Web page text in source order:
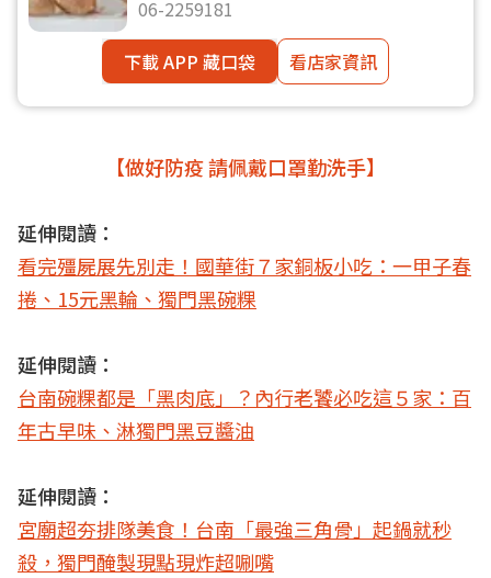
06-2259181
下載 APP 藏口袋
看店家資訊
【做好防疫 請佩戴口罩勤洗手】
延伸閱讀：
看完殭屍展先別走！國華街７家銅板小吃：一甲子春
捲、15元黑輪、獨門黑碗粿
延伸閱讀：
台南碗粿都是「黑肉底」？內行老饕必吃這５家：百
年古早味、淋獨門黑豆醬油
延伸閱讀：
宮廟超夯排隊美食！台南「最強三角骨」起鍋就秒
殺，獨門醃製現點現炸超唰嘴